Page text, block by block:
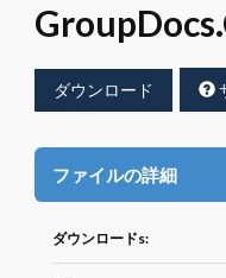
ダウンロード
ファイルの詳細
ダウンロードs: